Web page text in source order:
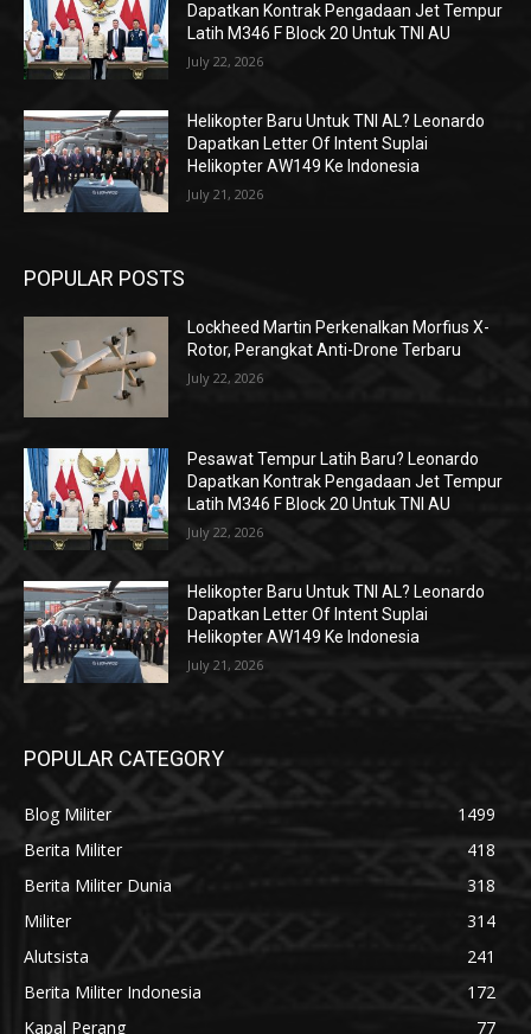
Dapatkan Kontrak Pengadaan Jet Tempur
Latih M346 F Block 20 Untuk TNI AU
July 22, 2026
Helikopter Baru Untuk TNI AL? Leonardo
Dapatkan Letter Of Intent Suplai
Helikopter AW149 Ke Indonesia
July 21, 2026
POPULAR POSTS
Lockheed Martin Perkenalkan Morfius X-
Rotor, Perangkat Anti-Drone Terbaru
July 22, 2026
Pesawat Tempur Latih Baru? Leonardo
Dapatkan Kontrak Pengadaan Jet Tempur
Latih M346 F Block 20 Untuk TNI AU
July 22, 2026
Helikopter Baru Untuk TNI AL? Leonardo
Dapatkan Letter Of Intent Suplai
Helikopter AW149 Ke Indonesia
July 21, 2026
POPULAR CATEGORY
Blog Militer
1499
Berita Militer
418
Berita Militer Dunia
318
Militer
314
Alutsista
241
Berita Militer Indonesia
172
Kapal Perang
77